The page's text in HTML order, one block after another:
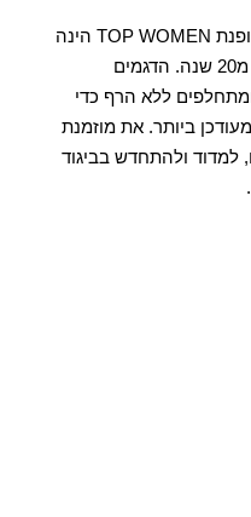
אופנת TOPWOMEN טופוומן אופנת TOP WOMEN הינה
רשת אופנה ותיקה הקיימת יותר מ20 שנה. הדגמים
ומתחלפים ללא הרף כדי
ביותר. את מוזמנת
ולהתחדש בביגוד